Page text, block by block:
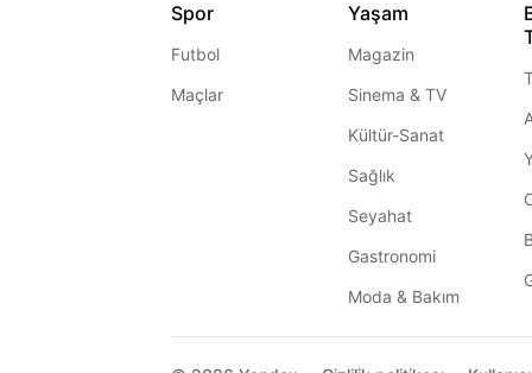
Spor
Futbol
Maçlar
Yaşam
Magazin
Sinema & TV
Kültür-Sanat
Sağlık
Seyahat
Gastronomi
Moda & Bakım